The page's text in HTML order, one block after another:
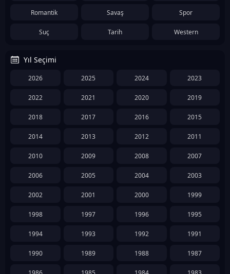
Romantik Savaş Spor
Suç Tarih Western
Yıl Seçimi
2026 2025 2024 2023
2022 2021 2020 2019
2018 2017 2016 2015
2014 2013 2012 2011
2010 2009 2008 2007
2006 2005 2004 2003
2002 2001 2000 1999
1998 1997 1996 1995
1994 1993 1992 1991
1990 1989 1988 1987